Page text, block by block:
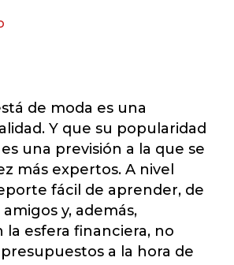
de moda es una
Y que su popularidad
una previsión a la que se
más expertos. A nivel
fácil de aprender, de
y, además,
la esfera financiera, no
a la hora de